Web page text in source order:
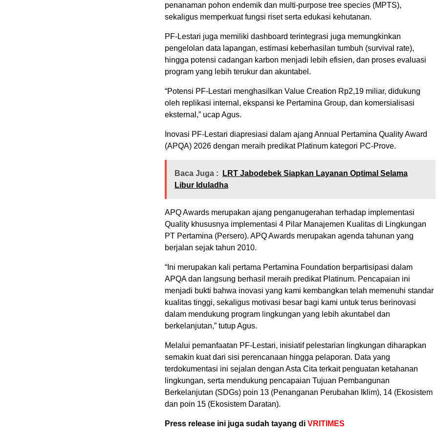
penanaman pohon endemik dan multi-purpose tree species (MPTS),
sekaligus memperkuat fungsi riset serta edukasi kehutanan.
PF-Lestari juga memiliki dashboard terintegrasi juga memungkinkan
pengelolan data lapangan, estimasi keberhasilan tumbuh (survival rate),
hingga potensi cadangan karbon menjadi lebih efisien, dan proses evaluasi
program yang lebih terukur dan akuntabel.
“Potensi PF-Lestari menghasilkan Value Creation Rp2,19 miliar, didukung
oleh replikasi internal, ekspansi ke Pertamina Group, dan komersialisasi
eksternal,” ucap Agus.
Inovasi PF-Lestari diapresiasi dalam ajang Annual Pertamina Quality Award
(APQA) 2026 dengan meraih predikat Platinum kategori PC-Prove.
Baca Juga :
LRT Jabodebek Siapkan Layanan Optimal Selama
Libur Iduladha
APQ Awards merupakan ajang penganugerahan terhadap implementasi
Quality khususnya implementasi 4 Pilar Manajemen Kualitas di Lingkungan
PT Pertamina (Persero). APQ Awards merupakan agenda tahunan yang
berjalan sejak tahun 2010.
“Ini merupakan kali pertama Pertamina Foundation berpartisipasi dalam
APQA dan langsung berhasil meraih predikat Platinum. Pencapaian ini
menjadi bukti bahwa inovasi yang kami kembangkan telah memenuhi standar
kualitas tinggi, sekaligus motivasi besar bagi kami untuk terus berinovasi
dalam mendukung program lingkungan yang lebih akuntabel dan
berkelanjutan,” tutup Agus.
Melalui pemanfaatan PF-Lestari, inisiatif pelestarian lingkungan diharapkan
semakin kuat dari sisi perencanaan hingga pelaporan. Data yang
terdokumentasi ini sejalan dengan Asta Cita terkait penguatan ketahanan
lingkungan, serta mendukung pencapaian Tujuan Pembangunan
Berkelanjutan (SDGs) poin 13 (Penanganan Perubahan Iklim), 14 (Ekosistem
dan poin 15 (Ekosistem Daratan).
Press release ini juga sudah tayang di VRITIMES